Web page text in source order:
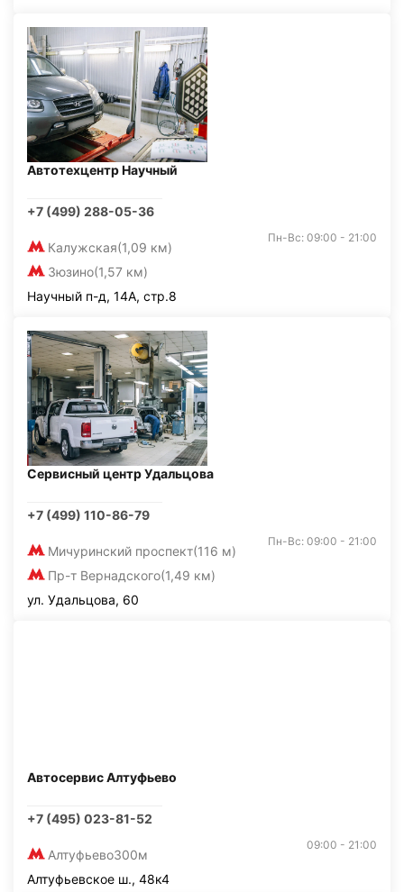
Автотехцентр Научный
+7 (499) 288-05-36
Калужская(1,09 км)
Зюзино(1,57 км)
Пн-Вс: 09:00 - 21:00
Научный п-д, 14А, стр.8
Сервисный центр Удальцова
+7 (499) 110-86-79
Мичуринский проспект(116 м)
Пр-т Вернадского(1,49 км)
Пн-Вс: 09:00 - 21:00
ул. Удальцова, 60
Автосервис Алтуфьево
+7 (495) 023-81-52
Алтуфьево300м
09:00 - 21:00
Алтуфьевское ш., 48к4